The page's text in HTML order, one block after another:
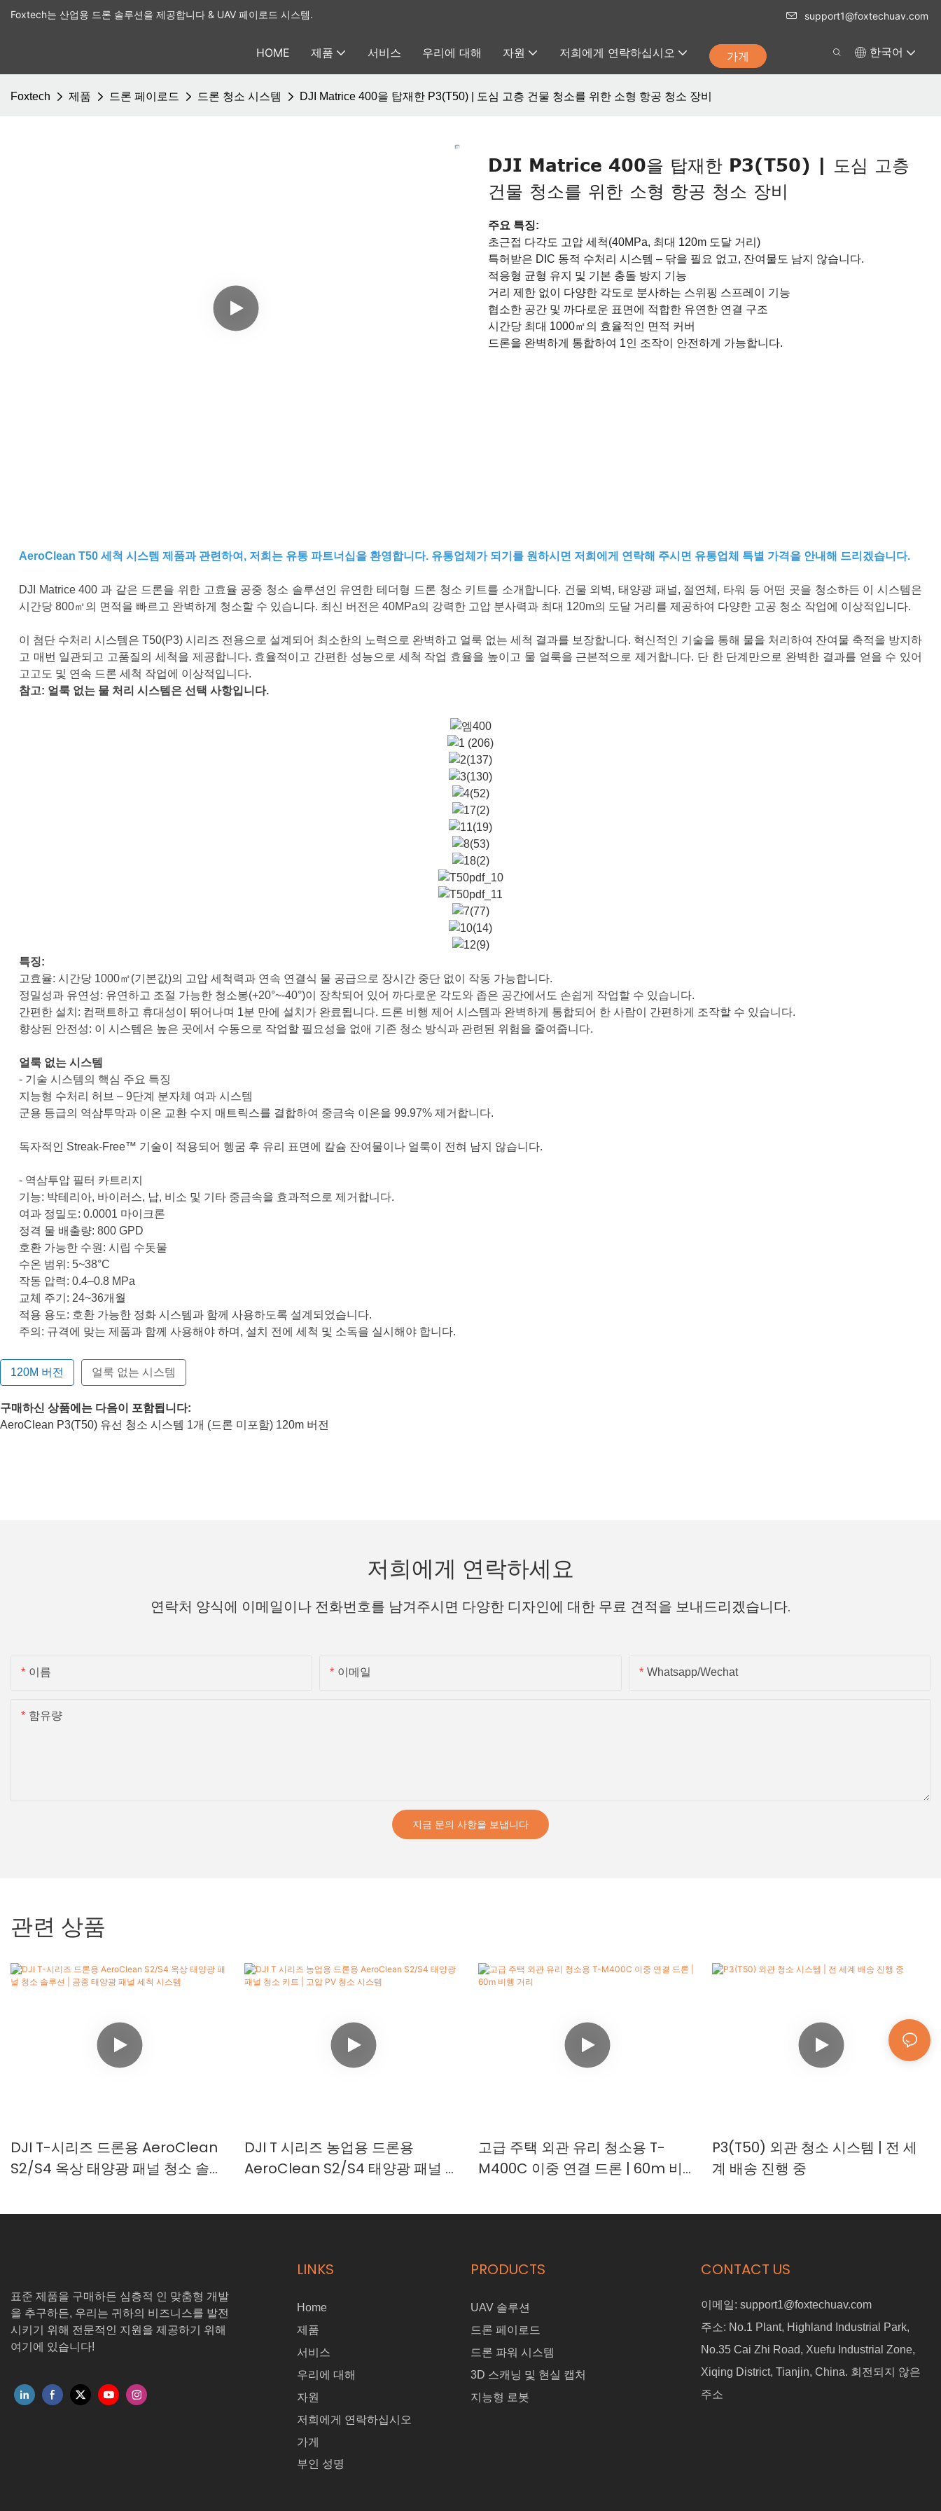
Foxtech는 산업용 드론 솔루션을 제공합니다 & UAV 페이로드 시스템. support1@foxtechuav.com
HOME 제품 서비스 우리에 대해 자원 저희에게 연락하십시오 가게 한국어
Foxtech 제품 드론 페이로드 드론 청소 시스템 DJI Matrice 400을 탑재한 P3(T50) | 도심 고층 건물 청소를 위한 소형 항공 청소 장비
DJI Matrice 400을 탑재한 P3(T50) | 도심 고층
건물 청소를 위한 소형 항공 청소 장비
주요 특징:
초근접 다각도 고압 세척(40MPa, 최대 120m 도달 거리)
특허받은 DIC 동적 수처리 시스템 – 닦을 필요 없고, 잔여물도 남지 않습니다.
적응형 균형 유지 및 기본 충돌 방지 기능
거리 제한 없이 다양한 각도로 분사하는 스위핑 스프레이 기능
협소한 공간 및 까다로운 표면에 적합한 유연한 연결 구조
시간당 최대 1000㎡의 효율적인 면적 커버
드론을 완벽하게 통합하여 1인 조작이 안전하게 가능합니다.
AeroClean T50 세척 시스템 제품과 관련하여, 저희는 유통 파트너십을 환영합니다. 유통업체가 되기를 원하시면 저희에게 연락해 주시면 유통업체 특별 가격을 안내해 드리겠습니다.
DJI Matrice 400 과 같은 드론을 위한 고효율 공중 청소 솔루션인 유연한 테더형 드론 청소 키트를 소개합니다. 건물 외벽, 태양광 패널, 절연체, 타워 등 어떤 곳을 청소하든 이 시스템은
시간당 800㎡의 면적을 빠르고 완벽하게 청소할 수 있습니다. 최신 버전은 40MPa의 강력한 고압 분사력과 최대 120m의 도달 거리를 제공하여 다양한 고공 청소 작업에 이상적입니다.
이 첨단 수처리 시스템은 T50(P3) 시리즈 전용으로 설계되어 최소한의 노력으로 완벽하고 얼룩 없는 세척 결과를 보장합니다. 혁신적인 기술을 통해 물을 처리하여 잔여물 축적을 방지하
고 매번 일관되고 고품질의 세척을 제공합니다. 효율적이고 간편한 성능으로 세척 작업 효율을 높이고 물 얼룩을 근본적으로 제거합니다. 단 한 단계만으로 완벽한 결과를 얻을 수 있어
고고도 및 연속 드론 세척 작업에 이상적입니다.
참고: 얼룩 없는 물 처리 시스템은 선택 사항입니다.
특징:
고효율: 시간당 1000㎡(기본값)의 고압 세척력과 연속 연결식 물 공급으로 장시간 중단 없이 작동 가능합니다.
정밀성과 유연성: 유연하고 조절 가능한 청소봉(+20°~-40°)이 장착되어 있어 까다로운 각도와 좁은 공간에서도 손쉽게 작업할 수 있습니다.
간편한 설치: 컴팩트하고 휴대성이 뛰어나며 1분 만에 설치가 완료됩니다. 드론 비행 제어 시스템과 완벽하게 통합되어 한 사람이 간편하게 조작할 수 있습니다.
향상된 안전성: 이 시스템은 높은 곳에서 수동으로 작업할 필요성을 없애 기존 청소 방식과 관련된 위험을 줄여줍니다.
얼룩 없는 시스템
- 기술 시스템의 핵심 주요 특징
지능형 수처리 허브 – 9단계 분자체 여과 시스템
군용 등급의 ​​역삼투막과 이온 교환 수지 매트릭스를 결합하여 중금속 이온을 99.97% 제거합니다.
독자적인 Streak-Free™ 기술이 적용되어 헹굼 후 유리 표면에 칼슘 잔여물이나 얼룩이 전혀 남지 않습니다.
- 역삼투압 필터 카트리지
기능: 박테리아, 바이러스, 납, 비소 및 기타 중금속을 효과적으로 제거합니다.
여과 정밀도: 0.0001 마이크론
정격 물 배출량: 800 GPD
호환 가능한 수원: 시립 수돗물
수온 범위: 5~38°C
작동 압력: 0.4–0.8 MPa
교체 주기: 24~36개월
적용 용도: 호환 가능한 정화 시스템과 함께 사용하도록 설계되었습니다.
주의: 규격에 맞는 제품과 함께 사용해야 하며, 설치 전에 세척 및 소독을 실시해야 합니다.
120M 버전 얼룩 없는 시스템
구매하신 상품에는 다음이 포함됩니다:
AeroClean P3(T50) 유선 청소 시스템 1개 (드론 미포함) 120m 버전
저희에게 연락하세요
연락처 양식에 이메일이나 전화번호를 남겨주시면 다양한 디자인에 대한 무료 견적을 보내드리겠습니다.
이름 이메일 Whatsapp/wechat
함유량
지금 문의 사항을 보냅니다
관련 상품
DJI T-시리즈 드론용 AeroClean
S2/S4 옥상 태양광 패널 청소 솔루
DJI T 시리즈 농업용 드론용
AeroClean S2/S4 태양광 패널 청
고급 주택 외관 유리 청소용 T-
M400C 이중 연결 드론 | 60m 비행
P3(T50) 외관 청소 시스템 | 전 세
계 배송 진행 중
표준 제품을 구매하든 심층적 인 맞춤형 개발
을 추구하든, 우리는 귀하의 비즈니스를 발전
시키기 위해 전문적인 지원을 제공하기 위해
여기에 있습니다!
LINKS
Home
제품
서비스
우리에 대해
자원
저희에게 연락하십시오
가게
부인 성명
PRODUCTS
UAV 솔루션
드론 페이로드
드론 파워 시스템
3D 스캐닝 및 현실 캡처
지능형 로봇
CONTACT US
이메일: support1@foxtechuav.com
주소: No.1 Plant, Highland Industrial Park,
No.35 Cai Zhi Road, Xuefu Industrial Zone,
Xiqing District, Tianjin, China. 회전되지 않은
주소